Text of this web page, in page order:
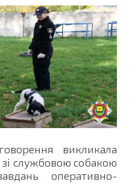
викликала
зі службовою собакою
оперативно-